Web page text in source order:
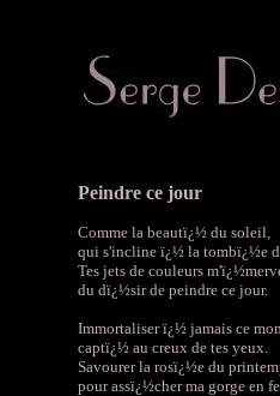
Peindre ce jour
Comme la beautï¿½ du soleil,
qui s'incline ï¿½ la tombï¿½e
Tes jets de couleurs
du dï¿½sir de peindre ce jour.
Immortaliser ï¿½ jamais ce
captï¿½ au creux de tes yeux.
Savourer la rosï¿½e du
pour assï¿½cher ma gorge en